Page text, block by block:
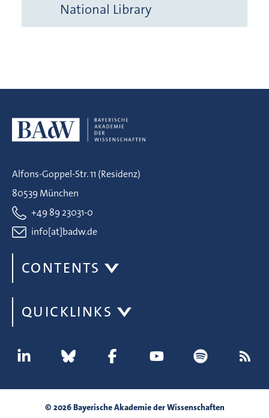
National Library
Alfons-Goppel-Str. 11 (Residenz)
80539 München
+49 89 23031-0
info[at]badw.de
CONTENTS
QUICKLINKS
© 2026 Bayerische Akademie der Wissenschaften